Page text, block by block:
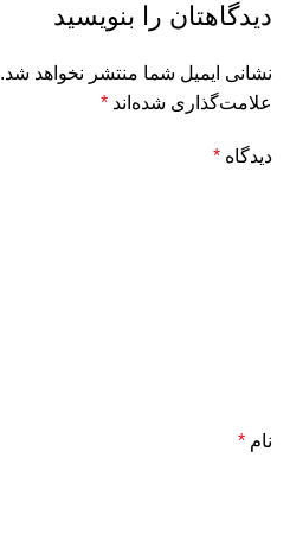
دیدگاهتان را بنویسید
نشانی ایمیل شما منتشر نخواهد شد.
علامت‌گذاری شده‌اند *
دیدگاه *
نام *